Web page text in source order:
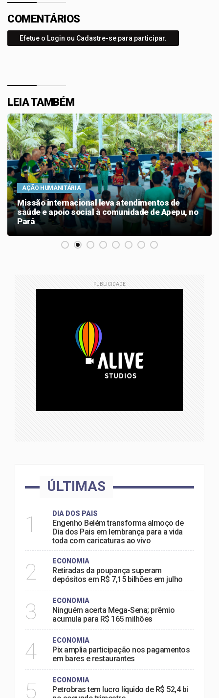
COMENTÁRIOS
Efetue o Login ou Cadastre-se para participar.
LEIA TAMBÉM
AÇÃO HUMANITÁRIA
Missão internacional leva atendimentos de
saúde e apoio social à comunidade de Apepu, no
Pará
PUBLICIDADE
ÚLTIMAS
1 DIA DOS PAIS
Engenho Belém transforma almoço de
Dia dos Pais em lembrança para a vida
toda com caricaturas ao vivo
2 ECONOMIA
Retiradas da poupança superam
depósitos em R$ 7,15 bilhões em julho
3 ECONOMIA
Ninguém acerta Mega-Sena; prêmio
acumula para R$ 165 milhões
4 ECONOMIA
Pix amplia participação nos pagamentos
em bares e restaurantes
5 ECONOMIA
Petrobras tem lucro líquido de R$ 52,4 bi